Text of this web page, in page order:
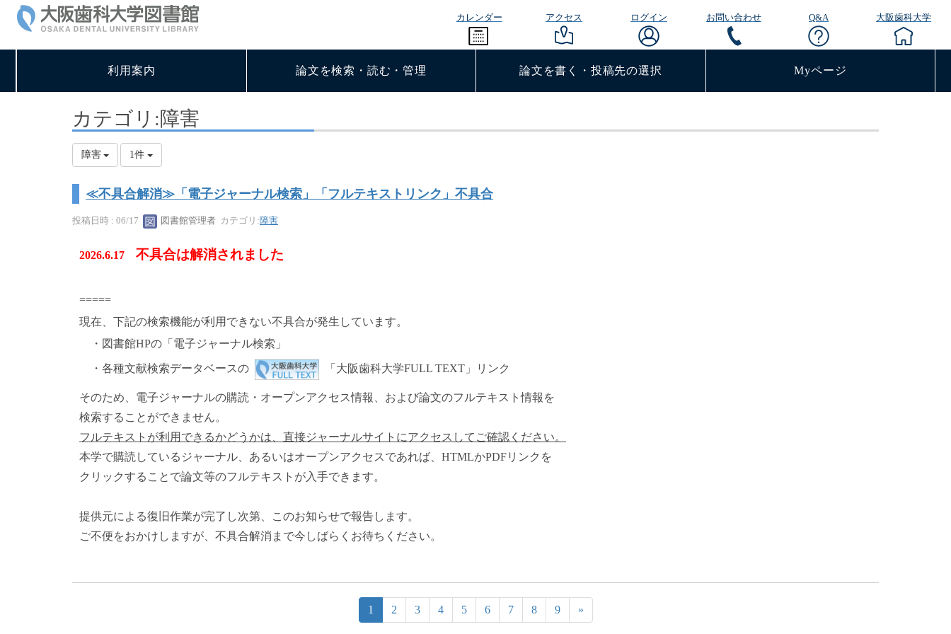
カレンダー アクセス ログイン お問い合わせ Q&A 大阪歯科大学
利用案内 論文を検索・読む・管理 論文を書く・投稿先の選択 Myページ
カテゴリ:障害
障害 1件
≪不具合解消≫「電子ジャーナル検索」「フルテキストリンク」不具合
投稿日時 : 06/17 図書館管理者 カテゴリ:障害
2026.6.17 不具合は解消されました
=====
現在、下記の検索機能が利用できない不具合が発生しています。
・図書館HPの「電子ジャーナル検索」
・各種文献検索データベースの 「大阪歯科大学FULL TEXT」リンク
そのため、電子ジャーナルの購読・オープンアクセス情報、および論文のフルテキスト情報を
検索することができません。
フルテキストが利用できるかどうかは、直接ジャーナルサイトにアクセスしてご確認ください。
本学で購読しているジャーナル、あるいはオープンアクセスであれば、HTMLかPDFリンクを
クリックすることで論文等のフルテキストが入手できます。
提供元による復旧作業が完了し次第、このお知らせで報告します。
ご不便をおかけしますが、不具合解消まで今しばらくお待ちください。
1 2 3 4 5 6 7 8 9 »